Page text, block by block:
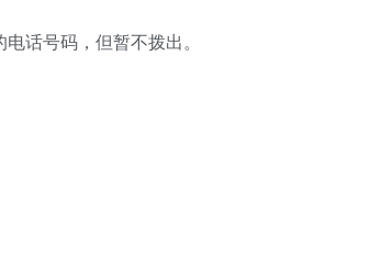
话号码，但暂不拨出。